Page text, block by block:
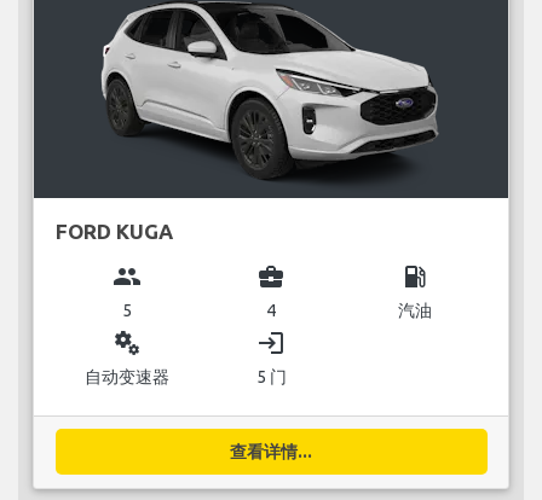
FORD KUGA
group
5
business_center
4
local_gas_station
汽油
miscellaneous_services
自动变速器
login
5 门
查看详情...